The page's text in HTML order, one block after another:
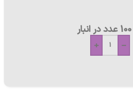
100 عدد در انبار
-
+